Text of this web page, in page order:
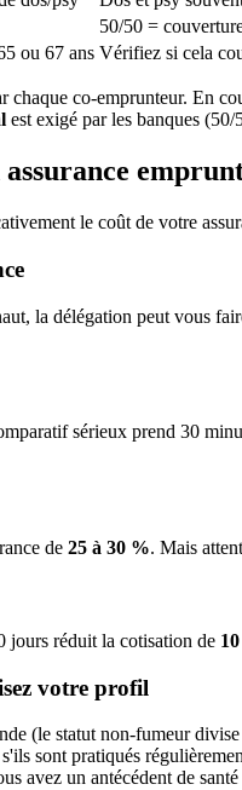
50/50 =
ou 67 ans Vérifiez si cela
chaque co-emprunteur. En
est exigé par les banques
le coût de votre
la délégation peut vous
sérieux prend 30
de 25 à 30 %. Mais
jours réduit la cotisation de
votre profil
(le statut non-fumeur
sont pratiqués
avez un antécédent de